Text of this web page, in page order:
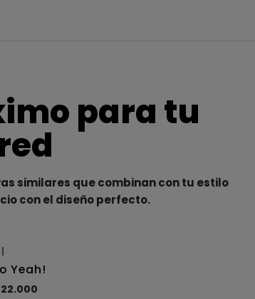
para tu
similares que combinan con tu estilo
con el diseño perfecto.
Yeah!